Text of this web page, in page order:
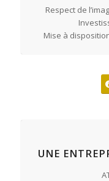
Respect de
Mise à
UNE